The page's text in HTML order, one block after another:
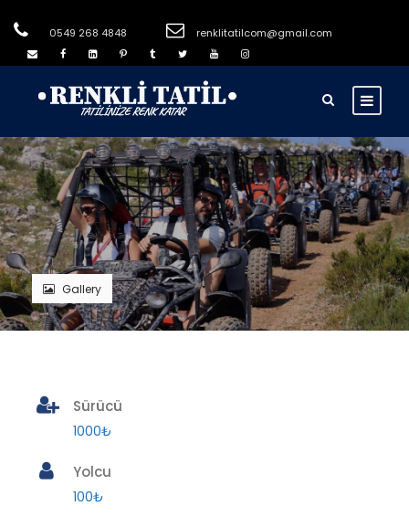
0549 268 4848 renklitatilcom@gmail.com
Gallery
Sürücü
1000₺
Yolcu
100₺